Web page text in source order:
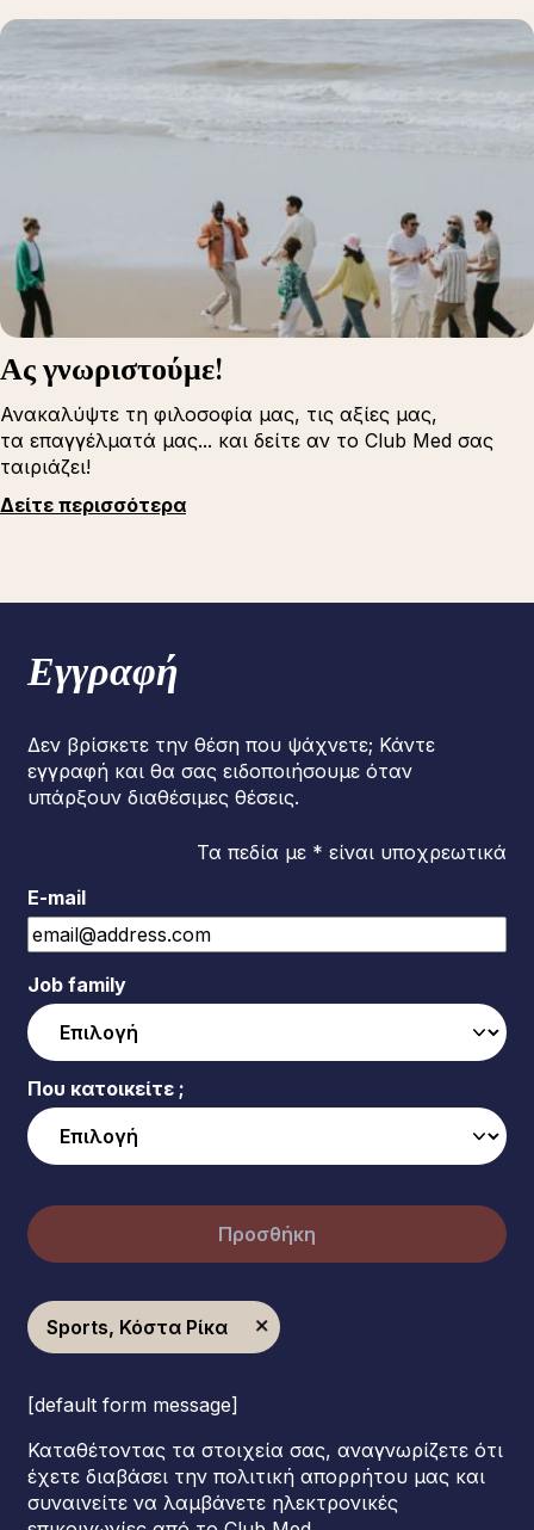
Ας γνωριστούμε!
Ανακαλύψτε τη φιλοσοφία μας, τις αξίες μας,
τα επαγγέλματά μας... και δείτε αν το Club Med σας
ταιριάζει!
Δείτε περισσότερα
Εγγραφή
Δεν βρίσκετε την θέση που ψάχνετε; Κάντε
εγγραφή και θα σας ειδοποιήσουμε όταν
υπάρξουν διαθέσιμες θέσεις.
Τα πεδία με * είναι υποχρεωτικά
E-mail
Job family
Που κατοικείτε ;
Προσθήκη
Sports, Κόστα Ρίκα
[default form message]
Καταθέτοντας τα στοιχεία σας, αναγνωρίζετε ότι
έχετε διαβάσει την πολιτική απορρήτου μας και
συναινείτε να λαμβάνετε ηλεκτρονικές